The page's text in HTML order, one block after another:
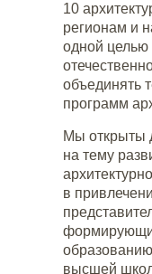
10
регионам и
одной целью
объединять
программ
Мы открыты
на тему
в
высшей